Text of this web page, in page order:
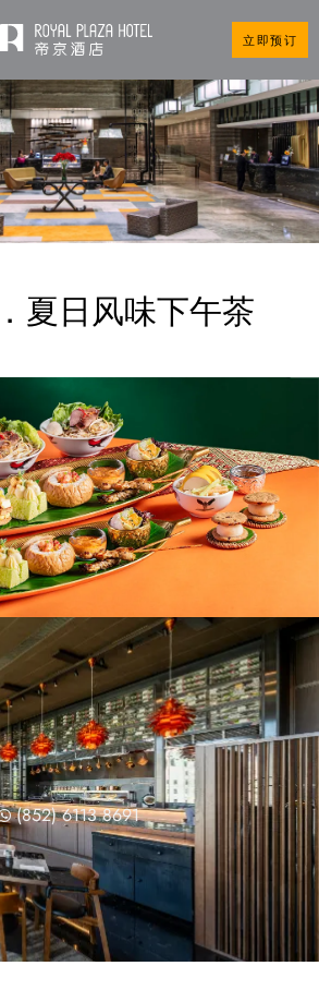
立即预订
夏日风味下午茶
(852) 6113 8691